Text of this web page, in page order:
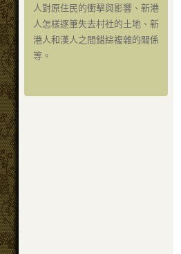
人對原住民的衝擊與影響、新港
人怎樣逐筆失去村社的土地、新
港人和漢人之間錯綜複雜的關係
等。